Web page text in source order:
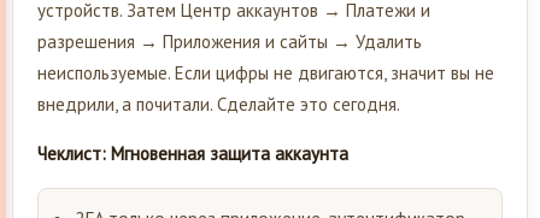
устройств. Затем Центр аккаунтов → Платежи и
разрешения → Приложения и сайты → Удалить
неиспользуемые. Если цифры не двигаются, значит вы не
внедрили, а почитали. Сделайте это сегодня.
Чеклист: Мгновенная защита аккаунта